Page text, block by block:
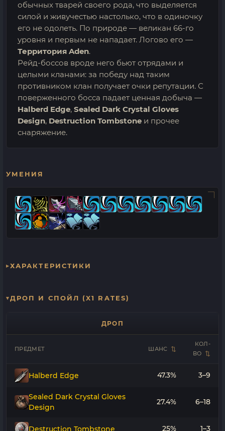
обычных тварей своего рода, что выделяется
силой и живучестью настолько, что в одиночку
его не одолеть. По природе — великан 66-го
уровня и первым не нападает. Логово его —
Территория Aden.
Рейд-боссов вроде него бьют отрядами и
целыми кланами: за победу над таким
противником клан получает очки репутации. С
поверженного босса падает ценная добыча —
Halberd Edge, Sealed Dark Crystal Gloves
Design, Destruction Tombstone и прочее
снаряжение.
УМЕНИЯ
ХАРАКТЕРИСТИКИ
ДРОП И СПОЙЛ (X1 RATES)
ДРОП
ПРЕДМЕТ ШАНС
КОЛ-
ВО
Halberd Edge 47.3% 3–9
Sealed Dark Crystal Gloves
Design
27.4% 6–18
Destruction Tombstone 25% 1–3